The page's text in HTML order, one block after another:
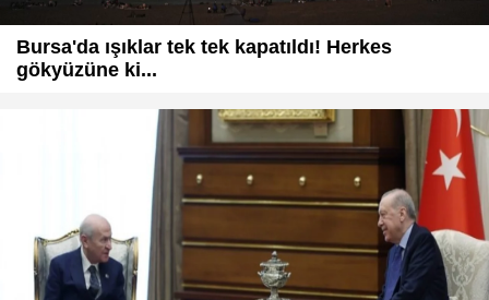
Bursa'da ışıklar tek tek kapatıldı! Herkes
gökyüzüne ki...